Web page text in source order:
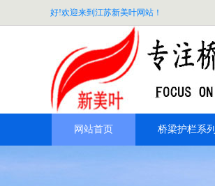
好!欢迎来到江苏新美叶网站！
网站首页 桥梁护栏系列